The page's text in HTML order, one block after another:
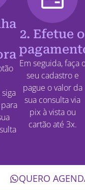
2. Efetue o
Em seguida, faça
seu cadastro e
pague o valor da
sua consulta via
pix à vista ou
cartão até 3x.
QUERO